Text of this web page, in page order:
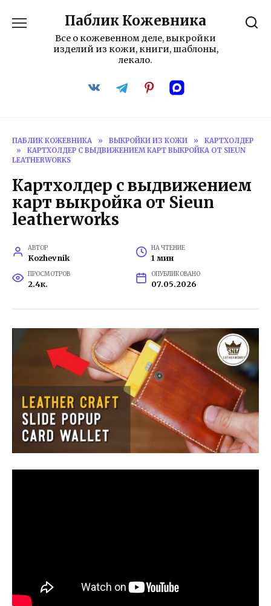
содержанию
Паблик Кожевника
Все о кожевенном деле, выкройки
изделий из кожи, книги, шаблоны,
лекало.
ПАБЛИК КОЖЕВНИКА » ВЫКРОЙКИ ИЗ КОЖИ »
КАРТХОЛДЕР
»
КАРТХОЛДЕР С ВЫДВИЖЕНИЕМ КАРТ ВЫКРОЙКА ОТ SIEUN
LEATHERWORKS
Картхолдер с выдвижением
карт выкройка от Sieun
leatherworks
АВТОР
Kozhevnik
НА ЧТЕНИЕ
1 мин
ПРОСМОТРОВ
2.4к.
ОПУБЛИКОВАНО
07.05.2026